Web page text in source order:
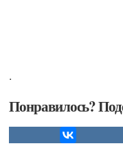
.
Понравилось?